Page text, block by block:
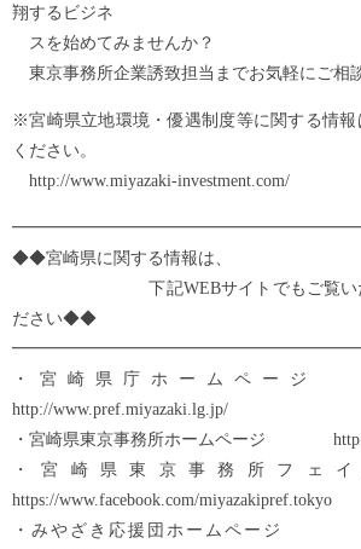
翔するビジネ
スを始めてみませんか？
東京事務所企業誘致担当までお気軽にご相
※宮崎県立地環境・優遇制度等に関する情
ください。
http://www.miyazaki-investment.com/
◆◆宮崎県に関する情報は、
下記WEBサイトでもご覧いただ
ださい◆◆
・宮崎県庁ホー
http://www.pref.miyazaki.lg.jp/
・宮崎県東京事務所ホームページ
・宮崎県東京事務所フ
https://www.facebook.com/miyazakipref.tokyo
・みやざき応援団ホームページ